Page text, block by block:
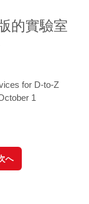
的實驗室
for D-to-Z
1
へ